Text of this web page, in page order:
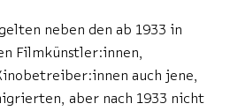
neben den ab 1933 in
Filmkünstler:innen,
auch jene,
aber nach 1933 nicht